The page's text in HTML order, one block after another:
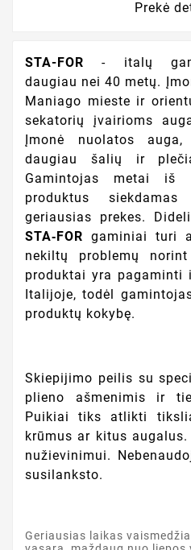
Prekė
STA-FOR - italų
daugiau nei 40 metų.
Maniago mieste ir
sekatorių įvairioms
Įmonė nuolatos
daugiau šalių ir
Gamintojas metai iš
produktus
geriausias prekes.
STA‑FOR gaminiai turi
nekiltų problemų
produktai yra
Italijoje, todėl
produktų kokybę.
Skiepijimo peilis su
plieno ašmenimis ir
Puikiai tiks atlikti
krūmus ar kitus
nužievinimui.
susilanksto.
Geriausias laikas